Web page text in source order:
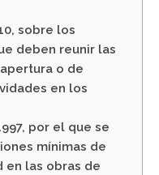
sobre los
deben reunir las
o de
en los
por el que se
mínimas de
en las obras de